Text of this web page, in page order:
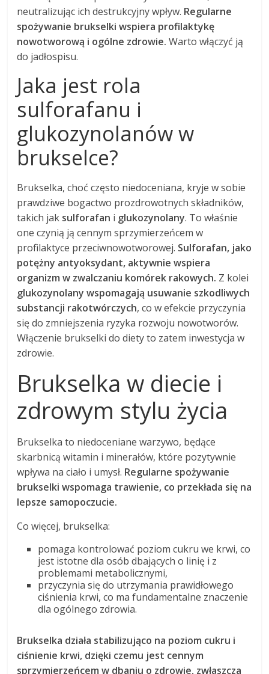
neutralizując ich destrukcyjny wpływ. Regularne
spożywanie brukselki wspiera profilaktykę
nowotworową i ogólne zdrowie. Warto włączyć ją
do jadłospisu.
Jaka jest rola
sulforafanu i
glukozynolanów w
brukselce?
Brukselka, choć często niedoceniana, kryje w sobie
prawdziwe bogactwo prozdrowotnych składników,
takich jak sulforafan i glukozynolany. To właśnie
one czynią ją cennym sprzymierzeńcem w
profilaktyce przeciwnowotworowej. Sulforafan, jako
potężny antyoksydant, aktywnie wspiera
organizm w zwalczaniu komórek rakowych. Z kolei
glukozynolany wspomagają usuwanie szkodliwych
substancji rakotwórczych, co w efekcie przyczynia
się do zmniejszenia ryzyka rozwoju nowotworów.
Włączenie brukselki do diety to zatem inwestycja w
zdrowie.
Brukselka w diecie i
zdrowym stylu życia
Brukselka to niedoceniane warzywo, będące
skarbnicą witamin i minerałów, które pozytywnie
wpływa na ciało i umysł. Regularne spożywanie
brukselki wspomaga trawienie, co przekłada się na
lepsze samopoczucie.
Co więcej, brukselka:
pomaga kontrolować poziom cukru we krwi, co
jest istotne dla osób dbających o linię i z
problemami metabolicznymi,
przyczynia się do utrzymania prawidłowego
ciśnienia krwi, co ma fundamentalne znaczenie
dla ogólnego zdrowia.
Brukselka działa stabilizująco na poziom cukru i
ciśnienie krwi, dzięki czemu jest cennym
sprzymierzeńcem w dbaniu o zdrowie, zwłaszcza